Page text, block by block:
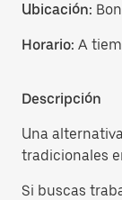
Ubicación:
Horario: A
Descripción
Una
tradicionales
Si buscas